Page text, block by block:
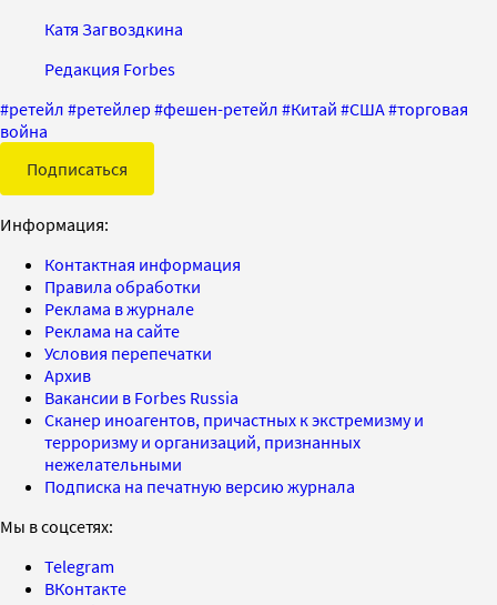
Катя Загвоздкина
Редакция Forbes
#ретейл #ретейлер #фешен-ретейл #Китай #США#торговая
война
Подписаться
Информация:
Контактная информация
Правила обработки
Реклама в журнале
Реклама на сайте
Условия перепечатки
Архив
Вакансии в Forbes Russia
Сканер иноагентов, причастных к экстремизму и
терроризму и организаций, признанных
нежелательными
Подписка на печатную версию журнала
Мы в соцсетях:
Telegram
ВКонтакте